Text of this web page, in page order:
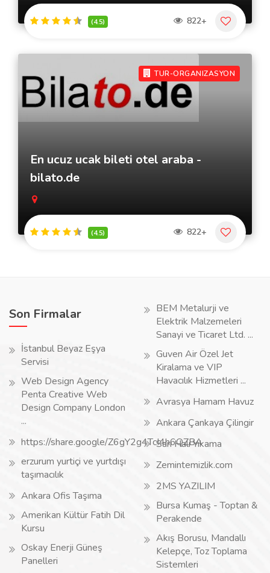
(4.5) 822+
TUR-ORGANIZASYON
En ucuz ucak bileti otel araba -
bilato.de
(4.5) 822+
Son Firmalar
İstanbul Beyaz Eşya
Servisi
Web Design Agency
Penta Creative Web
Design Company London
...
https://share.google/Z6gY2g4TcI4h6QZBA
erzurum yurtiçi ve yurtdışı
taşımacılık
Ankara Ofis Taşıma
Amerikan Kültür Fatih Dil
Kursu
Oskay Enerji Güneş
Panelleri
BEM Metalurji ve
Elektrik Malzemeleri
Sanayi ve Ticaret Ltd. ...
Guven Air Özel Jet
Kiralama ve VIP
Havacılık Hizmetleri ...
Avrasya Hamam Havuz
Ankara Çankaya Çilingir
Sarı Halı Yıkama
Zemintemizlik.com
2MS YAZILIM
Bursa Kumaş - Toptan &
Perakende
Akış Borusu, Mandallı
Kelepçe, Toz Toplama
Sistemleri